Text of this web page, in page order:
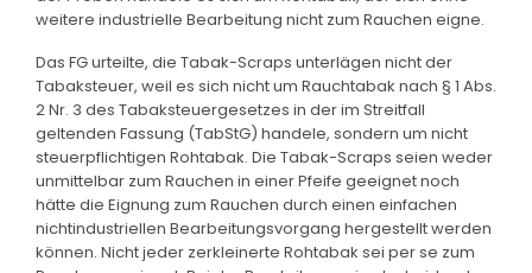
weitere industrielle Bearbeitung nicht zum Rauchen eigne.
Das FG urteilte, die Tabak-Scraps unterlägen nicht der
Tabaksteuer, weil es sich nicht um Rauchtabak nach § 1 Abs.
2 Nr. 3 des Tabaksteuergesetzes in der im Streitfall
geltenden Fassung (TabStG) handele, sondern um nicht
steuerpflichtigen Rohtabak. Die Tabak-Scraps seien weder
unmittelbar zum Rauchen in einer Pfeife geeignet noch
hätte die Eignung zum Rauchen durch einen einfachen
nichtindustriellen Bearbeitungsvorgang hergestellt werden
können. Nicht jeder zerkleinerte Rohtabak sei per se zum